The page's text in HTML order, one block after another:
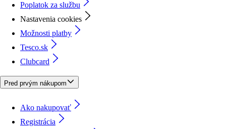
Poplatok za službu
Nastavenia cookies
Možnosti platby
Tesco.sk
Clubcard
Pred prvým nákupom
Ako nakupovať
Registrácia